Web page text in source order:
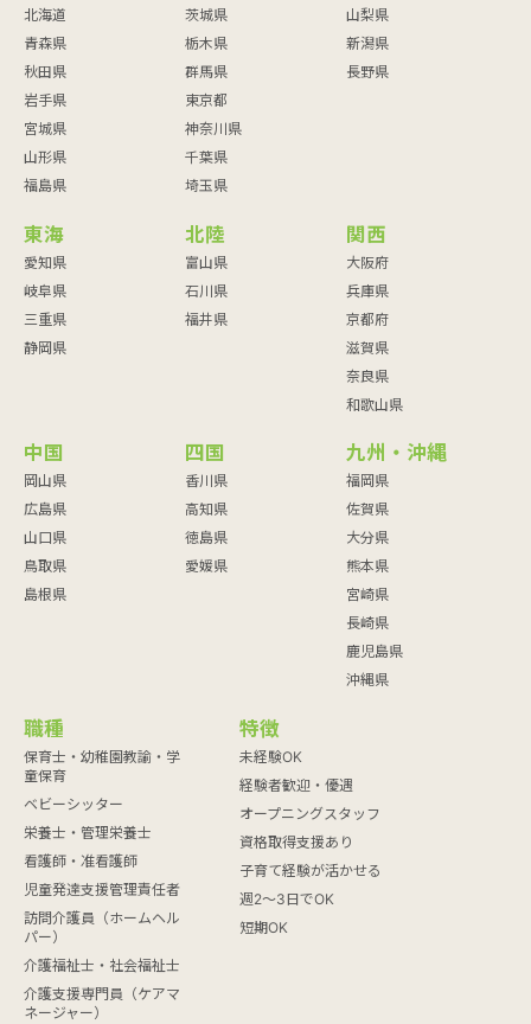
北海道
青森県
秋田県
岩手県
宮城県
山形県
福島県
茨城県
栃木県
群馬県
東京都
神奈川県
千葉県
埼玉県
山梨県
新潟県
長野県
東海
愛知県
岐阜県
三重県
静岡県
北陸
富山県
石川県
福井県
関西
大阪府
兵庫県
京都府
滋賀県
奈良県
和歌山県
中国
岡山県
広島県
山口県
鳥取県
島根県
四国
香川県
高知県
徳島県
愛媛県
九州・沖縄
福岡県
佐賀県
大分県
熊本県
宮崎県
長崎県
鹿児島県
沖縄県
職種
保育士・幼稚園教諭・学
童保育
ベビーシッター
栄養士・管理栄養士
看護師・准看護師
児童発達支援管理責任者
訪問介護員（ホームヘル
パー）
介護福祉士・社会福祉士
介護支援専門員（ケアマ
ネージャー）
特徴
未経験OK
経験者歓迎・優遇
オープニングスタッフ
資格取得支援あり
子育て経験が活かせる
週2～3日でOK
短期OK